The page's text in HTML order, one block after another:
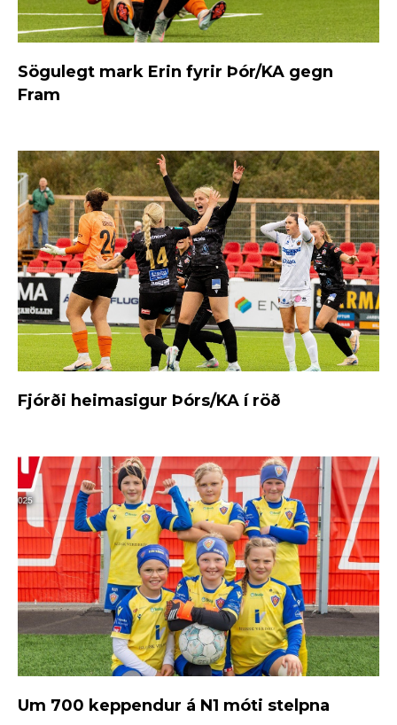
Sögulegt mark Erin fyrir Þór/KA gegn
Fram
Fjórði heimasigur Þórs/KA í röð
Um 700 keppendur á N1 móti stelpna